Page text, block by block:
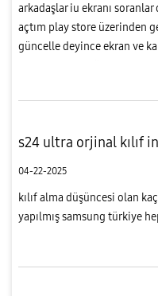
arkadaşlar iu ekranı
açtım play store üzerinden
güncelle deyince ekran ve
s24 ultra orjinal kılıf
04-22-2025
kılıf alma düşüncesi olan
yapılmış samsung türkiye